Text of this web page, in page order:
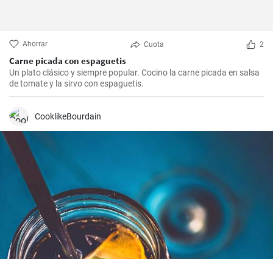
Ahorrar Cuota 2
Carne picada con espaguetis
Un plato clásico y siempre popular. Cocino la carne picada en salsa
de tomate y la sirvo con espaguetis.
CooklikeBourdain